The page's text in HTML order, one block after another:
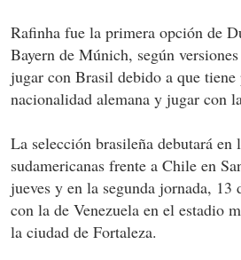
Rafinha fue la primera opción de
Bayern de Múnich, según
jugar con Brasil debido a que tiene
nacionalidad alemana y jugar con
La selección brasileña debutará en
sudamericanas frente a Chile en
jueves y en la segunda jornada, 13
con la de Venezuela en el estadio
la ciudad de Fortaleza.